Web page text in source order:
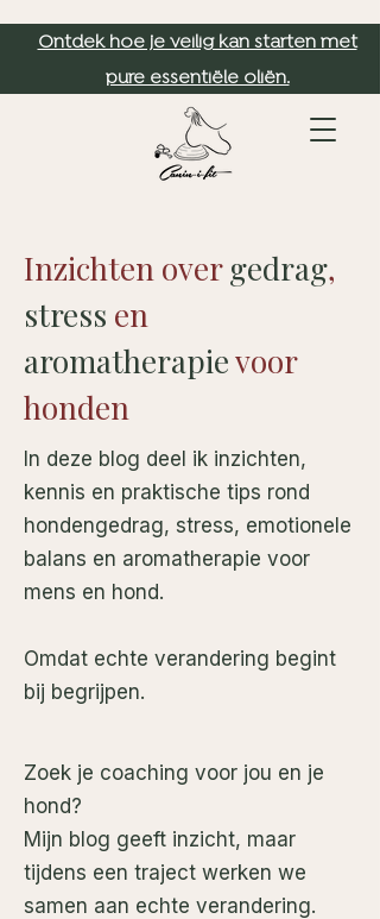
Ontdek hoe je veilig kan starten met
pure essentiële oliën.
Inzichten over gedrag,
stress en
aromatherapievoor
honden
In deze blog deel ik inzichten,
kennis en praktische tips rond
hondengedrag, stress, emotionele
balans en aromatherapie voor
mens en hond.
Omdat echte verandering begint
bij begrijpen.
Zoek je coaching voor jou en je
hond?
Mijn blog geeft inzicht, maar
tijdens een traject werken we
samen aan echte verandering.